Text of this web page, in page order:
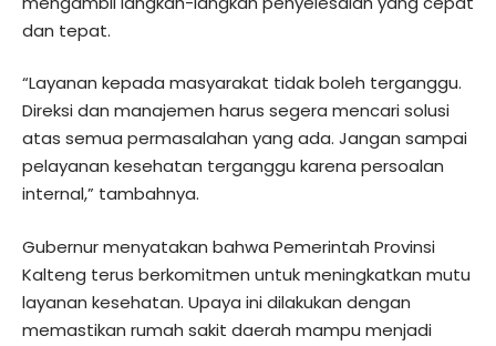
dan tepat.
“Layanan kepada masyarakat tidak boleh terganggu.
Direksi dan manajemen harus segera mencari solusi
atas semua permasalahan yang ada. Jangan sampai
pelayanan kesehatan terganggu karena persoalan
internal,” tambahnya.
Gubernur menyatakan bahwa Pemerintah Provinsi
Kalteng terus berkomitmen untuk meningkatkan mutu
layanan kesehatan. Upaya ini dilakukan dengan
memastikan rumah sakit daerah mampu menjadi